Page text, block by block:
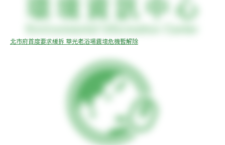
北市府首度要求緩拆 華光老浴場震壞危機暫解除